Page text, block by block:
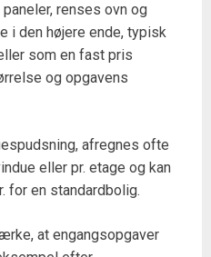
renses ovn og
i den højere ende, typisk
som en fast pris
og opgavens
afregnes ofte
eller pr. etage og kan
for en standardbolig.
at engangsopgaver